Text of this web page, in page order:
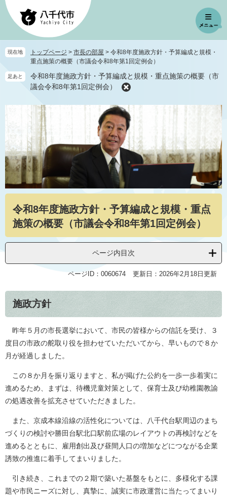
ペ
先
頭
す
メ
を
飛
し
現在地 トップページ > 市長の部屋 > 令和8年度施政方針・予算編成と規模・
重点施策の概要（市議会令和8年第1回定例会）
足あと
令和8年度施政方針・予算編成と規模・重点施策の概要（市
議会令和8年第1回定例会）
令和8年度施政方針・予算編成と規模・重点
施策の概要（市議会令和8年第1回定例会）
ページ内目次
ページID：0060674 更新日：2026年2月18日更新
施政方針
昨年５月の市長選挙において、市民の皆様からの信託を受け、３
度目の市政の舵取り役を担わせていただいてから、早いもので８か
月が経過しました。
この８か月を振り返りますと、私が掲げた公約を一歩一歩着実に
進めるため、まずは、待機児童対策として、保育士及び幼稚園教諭
の処遇改善を拡充させていただきました。
また、京成本線沿線の活性化については、八千代台駅周辺のまち
づくりの検討や勝田台駅北口駅前広場のレイアウトの再検討などを
進めるとともに、雇用創出及び昼間人口の増加などにつながる企業
誘致の推進に着手してまいりました。
引き続き、これまでの２期で築いた基盤をもとに、多様化する課
題や市民ニーズに対し、真摯に、誠実に市政運営に当たってまいり